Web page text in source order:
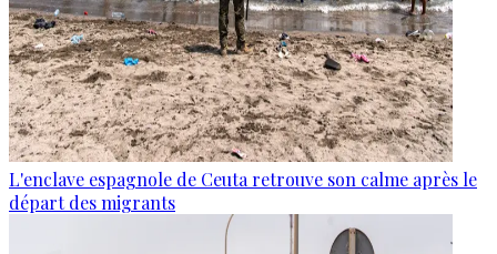
L'enclave espagnole de Ceuta retrouve son calme après le
départ des migrants